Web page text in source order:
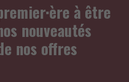
à être
nouveautés
nos offres